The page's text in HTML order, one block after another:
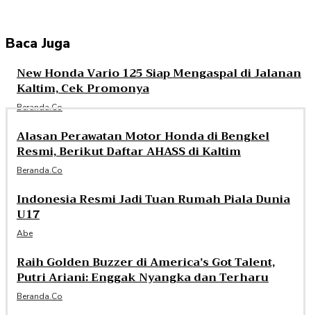
Baca Juga
New Honda Vario 125 Siap Mengaspal di Jalanan
Kaltim, Cek Promonya
Beranda.co
Alasan Perawatan Motor Honda di Bengkel
Resmi, Berikut Daftar AHASS di Kaltim
Beranda.co
Indonesia Resmi Jadi Tuan Rumah Piala Dunia
U17
Abe
Raih Golden Buzzer di America’s Got Talent,
Putri Ariani: Enggak Nyangka dan Terharu
Beranda.co